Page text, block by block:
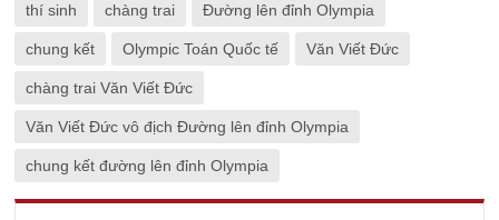
thí sinh chàng trai Đường lên đỉnh Olympia
chung kết Olympic Toán Quốc tế Văn Viết Đức
chàng trai Văn Viết Đức
Văn Viết Đức vô địch Đường lên đỉnh Olympia
chung kết đường lên đỉnh Olympia